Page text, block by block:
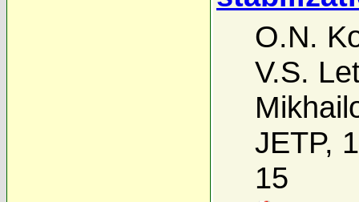
O.N.
V.S.
JETP,
15